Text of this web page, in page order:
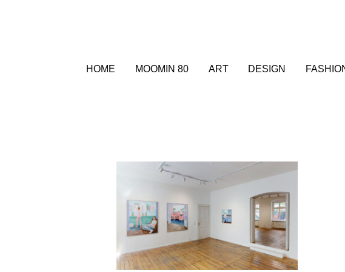
HOME MOOMIN 80 ART DESIGN